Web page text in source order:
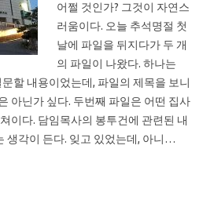
어쩔 것인가? 그것이 자연스
러움이다. 오늘 추석명절 첫
날에 파일을 뒤지다가 두 개
의 파일이 나왔다. 하나는
할 내용이었는데, 파일의 제목을 보니
아닌가 싶다. 두번째 파일은 어떤 집사
이다. 담임목사의 봉투건에 관련된 내
생각이 든다. 잊고 있었는데, 아니…